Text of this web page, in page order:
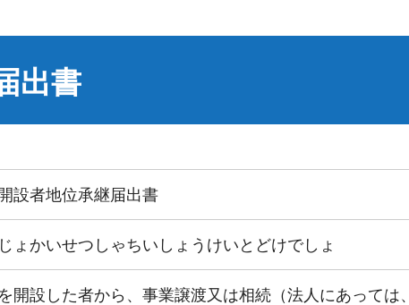
出書
設者地位承継届出書
ょかいせつしゃちいしょうけいとどけでしょ
開設した者から、事業譲渡又は相続（法人にあって